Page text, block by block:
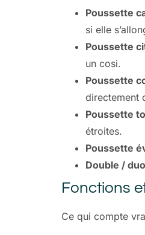
Poussette
si elle
Poussette
un cosi.
Poussette
directement
Poussette
étroites.
Poussette
Double / duo
Fonctions
Ce qui compte